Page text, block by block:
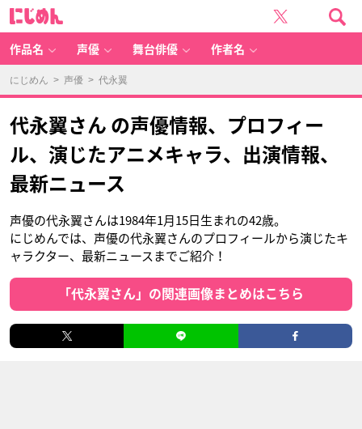
作品名 声優 舞台俳優 作者名
にじめん > 声優 > 代永翼
代永翼さん の声優情報、プロフィー
ル、演じたアニメキャラ、出演情報、
最新ニュース
声優の代永翼さんは1984年1月15日生まれの42歳。
にじめんでは、声優の代永翼さんのプロフィールから演じたキ
ャラクター、最新ニュースまでご紹介！
「代永翼さん」の関連画像まとめはこちら